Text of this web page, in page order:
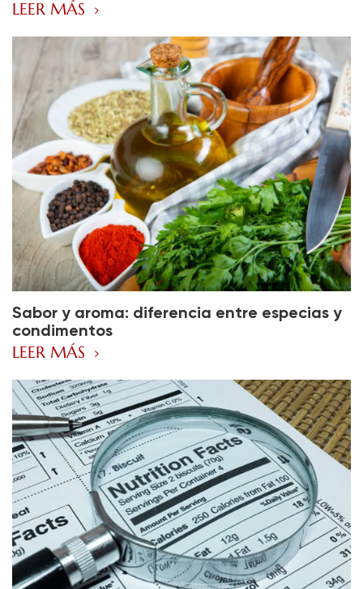
LEER MÁS
Sabor y aroma: diferencia entre especias y
condimentos
LEER MÁS